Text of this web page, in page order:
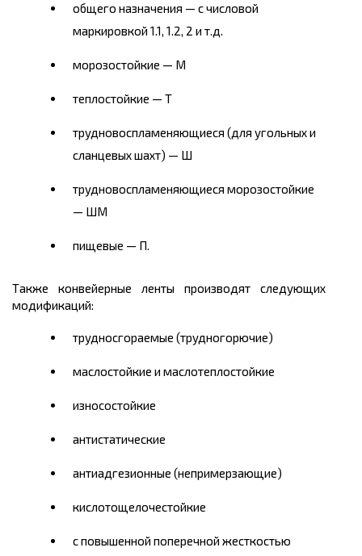
общего назначения — с числовой
маркировкой 1.1, 1.2, 2 и т.д.
морозостойкие — М
теплостойкие — Т
трудновоспламеняющиеся (для угольных и
сланцевых шахт) — Ш
трудновоспламеняющиеся морозостойкие
— ШМ
пищевые — П.
Также конвейерные ленты производят следующих
модификаций:
трудносгораемые (трудногорючие)
маслостойкие и маслотеплостойкие
износостойкие
антистатические
антиадгезионные (непримерзающие)
кислотощелочестойкие
с повышенной поперечной жесткостью